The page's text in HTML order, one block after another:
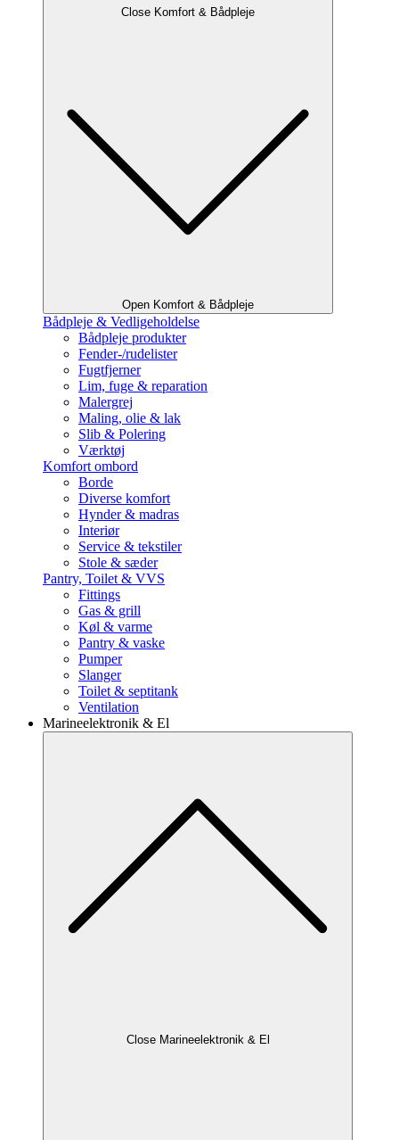
Close Komfort & Bådpleje
Open Komfort & Bådpleje
Bådpleje & Vedligeholdelse
Bådpleje produkter
Fender-/rudelister
Fugtfjerner
Lim, fuge & reparation
Malergrej
Maling, olie & lak
Slib & Polering
Værktøj
Komfort ombord
Borde
Diverse komfort
Hynder & madras
Interiør
Service & tekstiler
Stole & sæder
Pantry, Toilet & VVS
Fittings
Gas & grill
Køl & varme
Pantry & vaske
Pumper
Slanger
Toilet & septitank
Ventilation
Marineelektronik & El
Close Marineelektronik & El